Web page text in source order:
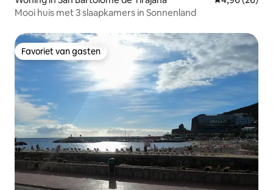
Mooi huis met 3 slaapkamers in Sonnenland
Favoriet van gasten
Favoriet van gasten